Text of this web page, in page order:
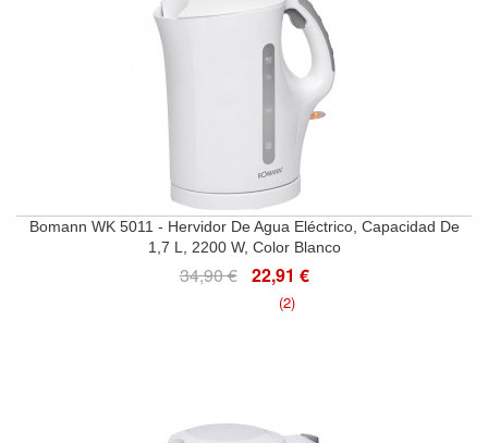
Bomann WK 5011 - Hervidor De Agua Eléctrico, Capacidad De
1,7 L, 2200 W, Color Blanco
34,90 € 22,91 €
(2)